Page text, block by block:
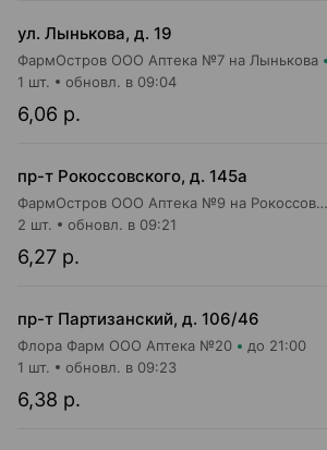
ул. Лынькова, д. 19
ФармОстров ООО Аптека №7 на Лынькова
6,06 р.
1 шт. обновл. в 09:04
пр-т Рокоссовского, д. 145а
ФармОстров ООО Аптека №9 на Рокоссовского
6,27 р.
2 шт. обновл. в 09:21
пр-т Партизанский, д. 106/46
Флора Фарм ООО Аптека №20 до 21:00
6,38 р.
1 шт. обновл. в 09:23